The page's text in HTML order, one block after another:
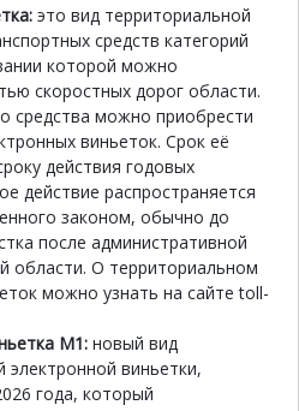
это вид территориальной
средств категорий
которой можно
скоростных дорог области.
средства можно приобрести
виньеток. Срок её
действия годовых
действие распространяется
законом, обычно до
после административной
области. О территориальном
можно узнать на сайте toll-
M1: новый вид
электронной виньетки,
года, который